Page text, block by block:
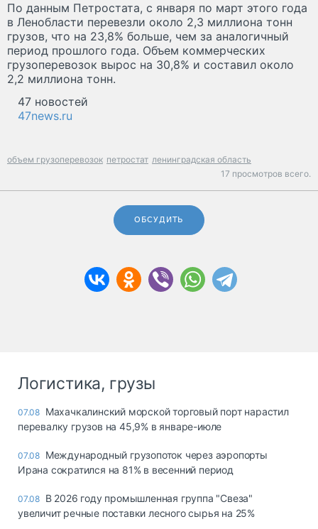
По данным Петростата, с января по март этого года
в Ленобласти перевезли около 2,3 миллиона тонн
грузов, что на 23,8% больше, чем за аналогичный
период прошлого года. Объем коммерческих
грузоперевозок вырос на 30,8% и составил около
2,2 миллиона тонн.
47 новостей
47news.ru
объем грузоперевозок петростат ленинградская область
17 просмотров всего.
ОБСУДИТЬ
Логистика, грузы
07.08 Махачкалинский морской торговый порт нарастил
перевалку грузов на 45,9% в январе-июле
07.08 Международный грузопоток через аэропорты
Ирана сократился на 81% в весенний период
07.08 В 2026 году промышленная группа "Свеза"
увеличит речные поставки лесного сырья на 25%